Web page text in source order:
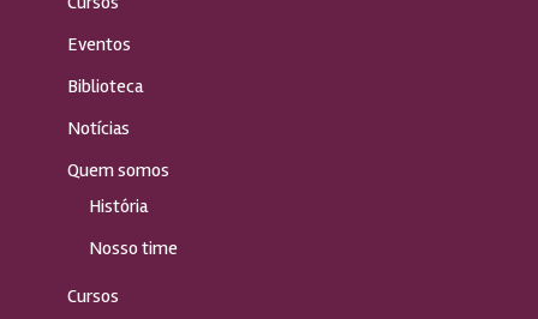
Eventos
Biblioteca
Notícias
Quem somos
História
Nosso time
Cursos